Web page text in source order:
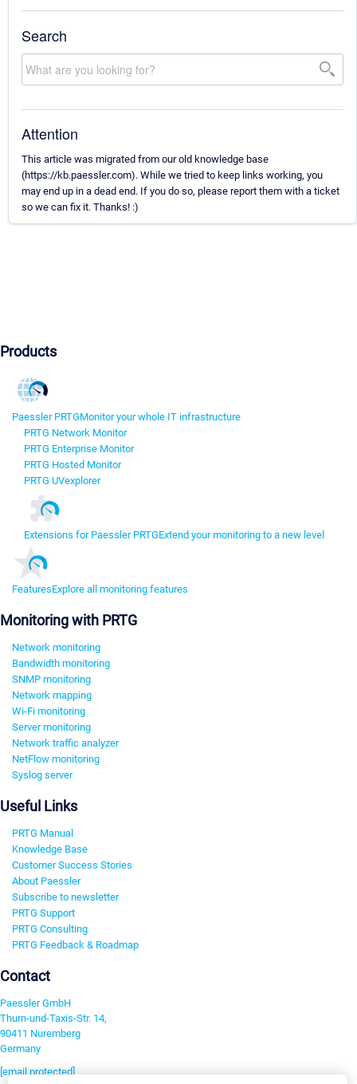
Search
Attention
This article was migrated from our old knowledge base
(https://kb.paessler.com). While we tried to keep links working, you
may end up in a dead end. If you do so, please report them with a ticket
so we can fix it. Thanks! :)
Products
Paessler PRTGMonitor your whole IT infrastructure
PRTG Network Monitor
PRTG Enterprise Monitor
PRTG Hosted Monitor
PRTG UVexplorer
Extensions for Paessler PRTGExtend your monitoring to a new level
FeaturesExplore all monitoring features
Monitoring with PRTG
Network monitoring
Bandwidth monitoring
SNMP monitoring
Network mapping
Wi-Fi monitoring
Server monitoring
Network traffic analyzer
NetFlow monitoring
Syslog server
Useful Links
PRTG Manual
Knowledge Base
Customer Success Stories
About Paessler
Subscribe to newsletter
PRTG Support
PRTG Consulting
PRTG Feedback & Roadmap
Contact
Paessler GmbH
Thurn-und-Taxis-Str. 14,
90411 Nuremberg
Germany
[email protected]